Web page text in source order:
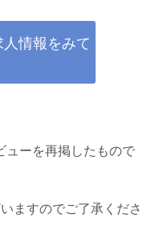
情報をみて
ューを再掲したもので
ますのでご了承くださ